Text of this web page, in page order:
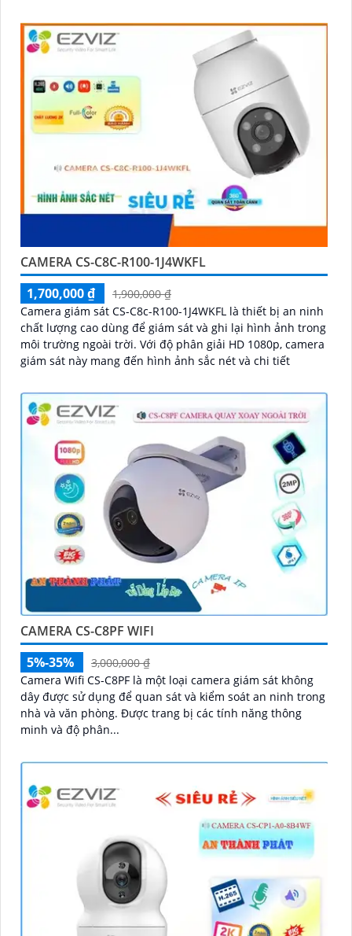
CAMERA CS-C8C-R100-1J4WKFL
1,700,000 ₫
1,900,000 ₫
Camera giám sát CS-C8c-R100-1J4WKFL là thiết bị an ninh
chất lượng cao dùng để giám sát và ghi lại hình ảnh trong
môi trường ngoài trời. Với độ phân giải HD 1080p, camera
giám sát này mang đến hình ảnh sắc nét và chi tiết
CAMERA CS-C8PF WIFI
5%-35%
3,000,000 ₫
Camera Wifi CS-C8PF là một loại camera giám sát không
dây được sử dụng để quan sát và kiểm soát an ninh trong
nhà và văn phòng. Được trang bị các tính năng thông
minh và độ phân...